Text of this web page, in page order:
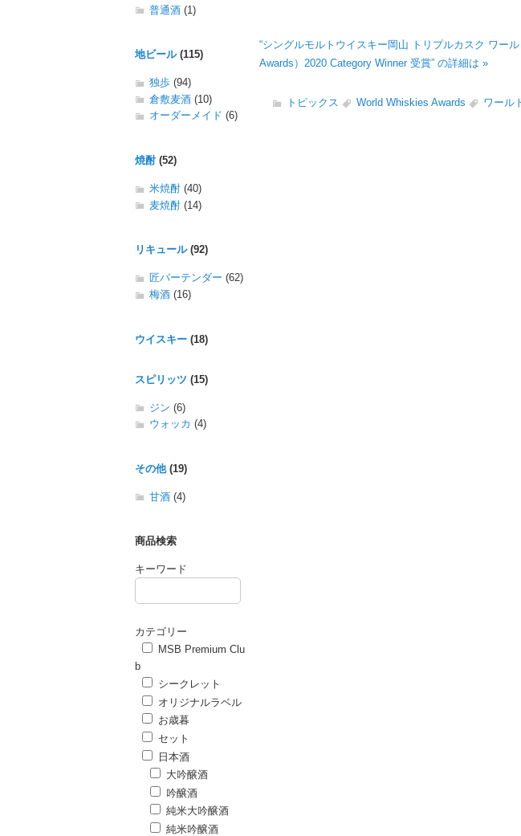
“シングルモルトウイスキー岡山 トリプルカスク ワー
Awards）2020 Category Winner 受賞” の詳細は »
トピックス World Whiskies Awards ワール
普通酒 (1)
地ビール(115)
独歩 (94)
倉敷麦酒 (10)
オーダーメイド (6)
焼酎(52)
米焼酎 (40)
麦焼酎 (14)
リキュール(92)
匠バーテンダー (62)
梅酒 (16)
ウイスキー (18)
スピリッツ (15)
ジン (6)
ウォッカ (4)
その他(19)
甘酒 (4)
商品検索
キーワード
カテゴリー
MSB Premium Clu
b
シークレット
オリジナルラベル
お歳暮
セット
日本酒
大吟醸酒
吟醸酒
純米大吟醸酒
純米吟醸酒